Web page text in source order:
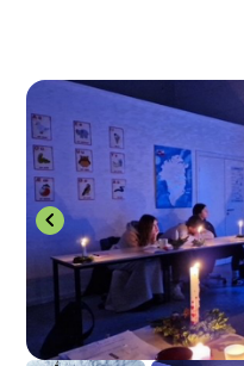
chevron_left